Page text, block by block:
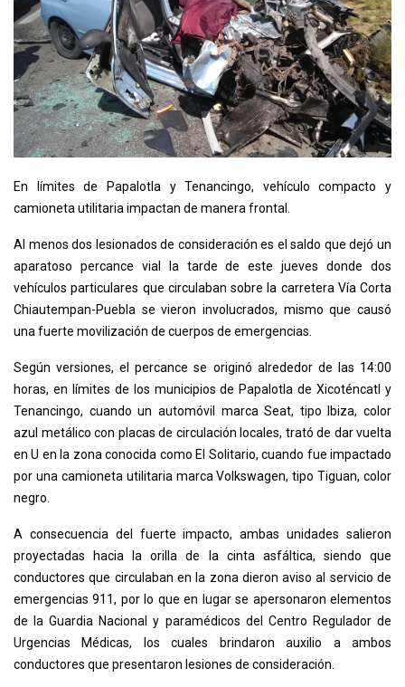
En límites de Papalotla y Tenancingo, vehículo compacto y
camioneta utilitaria impactan de manera frontal.
Al menos dos lesionados de consideración es el saldo que dejó un
aparatoso percance vial la tarde de este jueves donde dos
vehículos particulares que circulaban sobre la carretera Vía Corta
Chiautempan-Puebla se vieron involucrados, mismo que causó
una fuerte movilización de cuerpos de emergencias.
Según versiones, el percance se originó alrededor de las 14:00
horas, en límites de los municipios de Papalotla de Xicoténcatl y
Tenancingo, cuando un automóvil marca Seat, tipo Ibiza, color
azul metálico con placas de circulación locales, trató de dar vuelta
en U en la zona conocida como El Solitario, cuando fue impactado
por una camioneta utilitaria marca Volkswagen, tipo Tiguan, color
negro.
A consecuencia del fuerte impacto, ambas unidades salieron
proyectadas hacia la orilla de la cinta asfáltica, siendo que
conductores que circulaban en la zona dieron aviso al servicio de
emergencias 911, por lo que en lugar se apersonaron elementos
de la Guardia Nacional y paramédicos del Centro Regulador de
Urgencias Médicas, los cuales brindaron auxilio a ambos
conductores que presentaron lesiones de consideración.